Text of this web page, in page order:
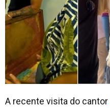
Contato
A recente visita do cantor